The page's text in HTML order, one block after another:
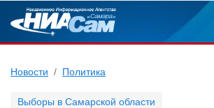
Новости Политика
Выборы в Самарской области